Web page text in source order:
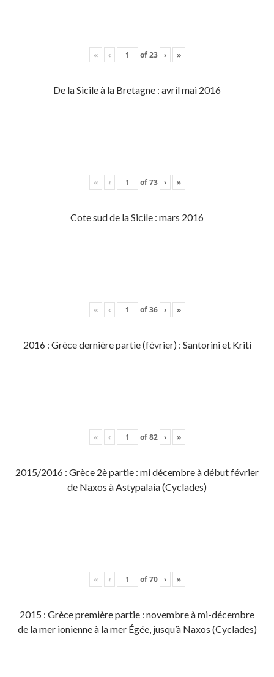
« ‹ of23 › »
De la Sicile à la Bretagne : avril mai 2016
« ‹ of73 › »
Cote sud de la Sicile : mars 2016
« ‹ of36 › »
2016 : Grèce dernière partie (février) : Santorini et Kriti
« ‹ of82 › »
2015/2016 : Grèce 2è partie : mi décembre à début février
de Naxos à Astypalaia (Cyclades)
« ‹ of70 › »
2015 : Grèce première partie : novembre à mi-décembre
de la mer ionienne à la mer Égée, jusqu’à Naxos (Cyclades)